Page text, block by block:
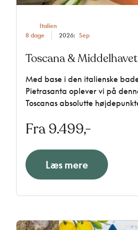
Italien
8 dage
2026: Sep
Toscana & Middelhavet
Med base i den italienske
Pietrasanta oplever vi på
Toscanas absolutte
udflugter samt tid til afslapning
Fra 9.499,-
Læs mere